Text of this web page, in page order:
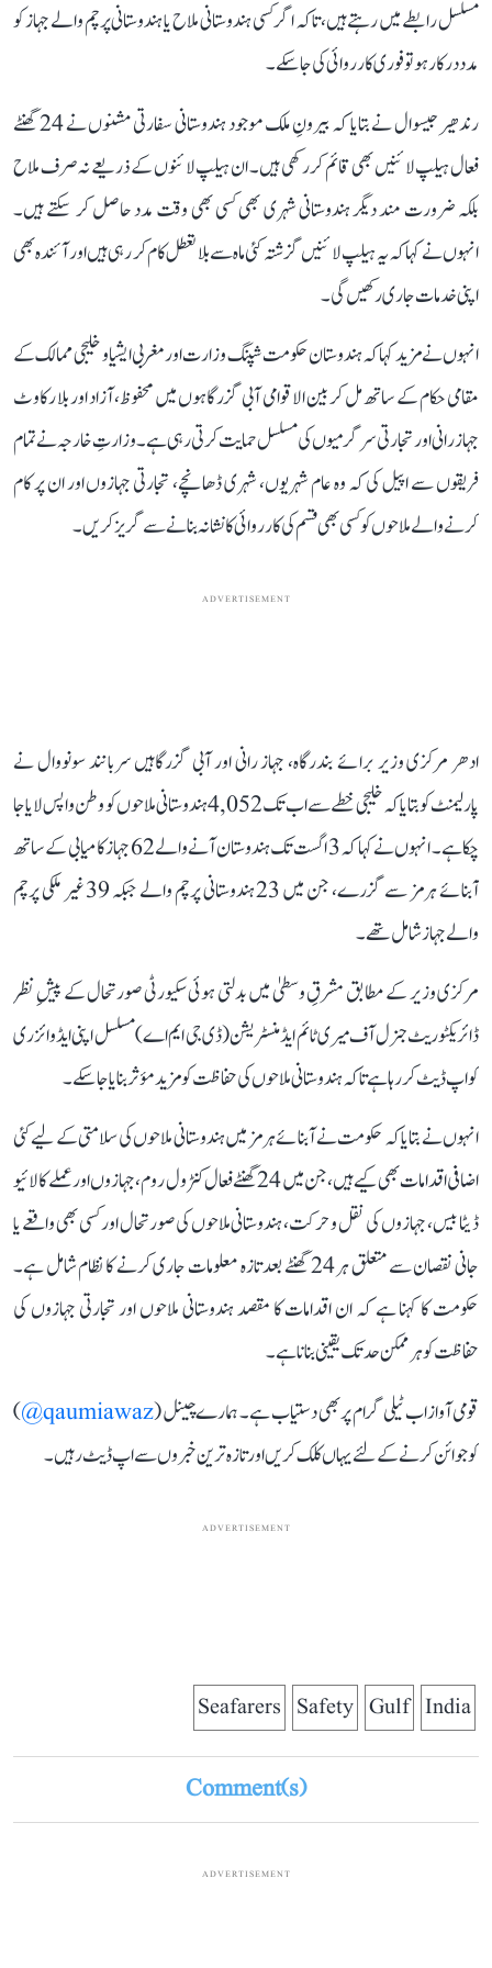
مسلسل رابطے میں رہتے ہیں، تاکہ اگر کسی ہندوستانی ملاح یا ہندوستانی پرچم والے جہاز کو
مدد درکار ہو تو فوری کارروائی کی جا سکے۔
رندھیر جیسوال نے بتایا کہ بیرونِ ملک موجود ہندوستانی سفارتی مشنوں نے 24 گھنٹے
فعال ہیلپ لائنیں بھی قائم کر رکھی ہیں۔ ان ہیلپ لائنوں کے ذریعے نہ صرف ملاح
بلکہ ضرورت مند دیگر ہندوستانی شہری بھی کسی بھی وقت مدد حاصل کر سکتے ہیں۔
انہوں نے کہا کہ یہ ہیلپ لائنیں گزشتہ کئی ماہ سے بلا تعطل کام کر رہی ہیں اور آئندہ بھی
اپنی خدمات جاری رکھیں گی۔
انہوں نے مزید کہا کہ ہندوستان حکومت شپنگ وزارت اور مغربی ایشیا و خلیجی ممالک کے
مقامی حکام کے ساتھ مل کر بین الاقوامی آبی گزرگاہوں میں محفوظ، آزاد اور بلا رکاوٹ
جہاز رانی اور تجارتی سرگرمیوں کی مسلسل حمایت کرتی رہی ہے۔ وزارتِ خارجہ نے تمام
فریقوں سے اپیل کی کہ وہ عام شہریوں، شہری ڈھانچے، تجارتی جہازوں اور ان پر کام
کرنے والے ملاحوں کو کسی بھی قسم کی کارروائی کا نشانہ بنانے سے گریز کریں۔
ADVERTISEMENT
ادھر مرکزی وزیر برائے بندرگاہ، جہاز رانی اور آبی گزرگاہیں سربانند سونووال نے
پارلیمنٹ کو بتایا کہ خلیجی خطے سے اب تک 4,052 ہندوستانی ملاحوں کو وطن واپس لایا جا
چکا ہے۔ انہوں نے کہا کہ 3 اگست تک ہندوستان آنے والے 62 جہاز کامیابی کے ساتھ
آبنائے ہرمز سے گزرے، جن میں 23 ہندوستانی پرچم والے جبکہ 39 غیر ملکی پرچم
والے جہاز شامل تھے۔
مرکزی وزیر کے مطابق مشرقِ وسطیٰ میں بدلتی ہوئی سکیورٹی صورتحال کے پیشِ نظر
ڈائریکٹوریٹ جنرل آف میری ٹائم ایڈمنسٹریشن (ڈی جی ایم اے) مسلسل اپنی ایڈوائزری
کو اپ ڈیٹ کر رہا ہے تاکہ ہندوستانی ملاحوں کی حفاظت کو مزید مؤثر بنایا جا سکے۔
انہوں نے بتایا کہ حکومت نے آبنائے ہرمز میں ہندوستانی ملاحوں کی سلامتی کے لیے کئی
اضافی اقدامات بھی کیے ہیں، جن میں 24 گھنٹے فعال کنٹرول روم، جہازوں اور عملے کا لائیو
ڈیٹا بیس، جہازوں کی نقل و حرکت، ہندوستانی ملاحوں کی صورتحال اور کسی بھی واقعے یا
جانی نقصان سے متعلق ہر 24 گھنٹے بعد تازہ معلومات جاری کرنے کا نظام شامل ہے۔
حکومت کا کہنا ہے کہ ان اقدامات کا مقصد ہندوستانی ملاحوں اور تجارتی جہازوں کی
حفاظت کو ہر ممکن حد تک یقینی بنانا ہے۔
قومی آواز اب ٹیلی گرام پر بھی دستیاب ہے۔ ہمارے چینل (qaumiawaz@
)
کو جوائن کرنے کے لئے یہاں کلک کریں اور تازہ ترین خبروں سے اپ ڈیٹ رہیں۔
ADVERTISEMENT
India
Gulf
Safety
Seafarers
Comment(s)
ADVERTISEMENT